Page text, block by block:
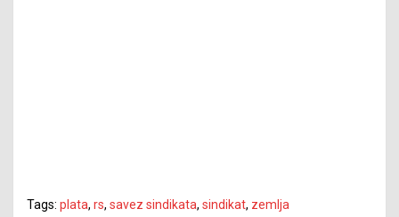
Tags: plata, rs, savez sindikata, sindikat, zemlja